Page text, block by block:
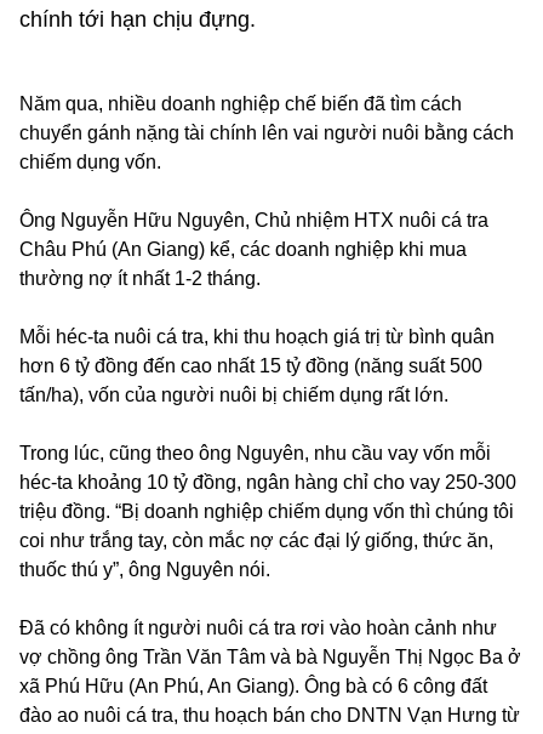
chính tới hạn chịu đựng.
Năm qua, nhiều doanh nghiệp chế biến đã tìm cách
chuyển gánh nặng tài chính lên vai người nuôi bằng cách
chiếm dụng vốn.
Ông Nguyễn Hữu Nguyên, Chủ nhiệm HTX nuôi cá tra
Châu Phú (An Giang) kể, các doanh nghiệp khi mua
thường nợ ít nhất 1-2 tháng.
Mỗi héc-ta nuôi cá tra, khi thu hoạch giá trị từ bình quân
hơn 6 tỷ đồng đến cao nhất 15 tỷ đồng (năng suất 500
tấn/ha), vốn của người nuôi bị chiếm dụng rất lớn.
Trong lúc, cũng theo ông Nguyên, nhu cầu vay vốn mỗi
héc-ta khoảng 10 tỷ đồng, ngân hàng chỉ cho vay 250-300
triệu đồng. “Bị doanh nghiệp chiếm dụng vốn thì chúng tôi
coi như trắng tay, còn mắc nợ các đại lý giống, thức ăn,
thuốc thú y”, ông Nguyên nói.
Đã có không ít người nuôi cá tra rơi vào hoàn cảnh như
vợ chồng ông Trần Văn Tâm và bà Nguyễn Thị Ngọc Ba ở
xã Phú Hữu (An Phú, An Giang). Ông bà có 6 công đất
đào ao nuôi cá tra, thu hoạch bán cho DNTN Vạn Hưng từ